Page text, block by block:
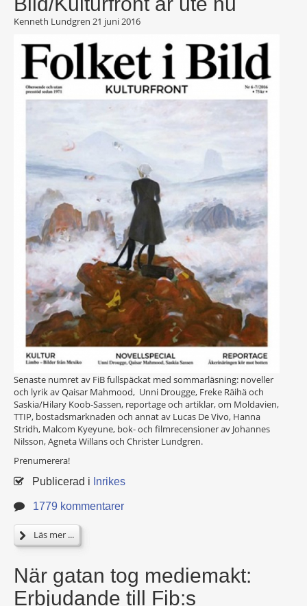
Kenneth Lundgren 21 juni 2016
Senaste numret av FiB fullspäckat med sommarläsning: noveller
och lyrik av Qaisar Mahmood, Unni Drougge, Freke Räihä och
Saskia/Hilary Koob-Sassen, reportage och artiklar, om Moldavien,
TTIP, bostadsmarknaden och annat av Lucas De Vivo, Hanna
Stridh, Malcom Kyeyune, bok- och filmrecensioner av Johannes
Nilsson, Agneta Willans och Christer Lundgren.
Prenumerera!
Publicerad i Inrikes
1779 kommentarer
Läs mer ...
När gatan tog mediemakt:
Erbjudande till Fib:s